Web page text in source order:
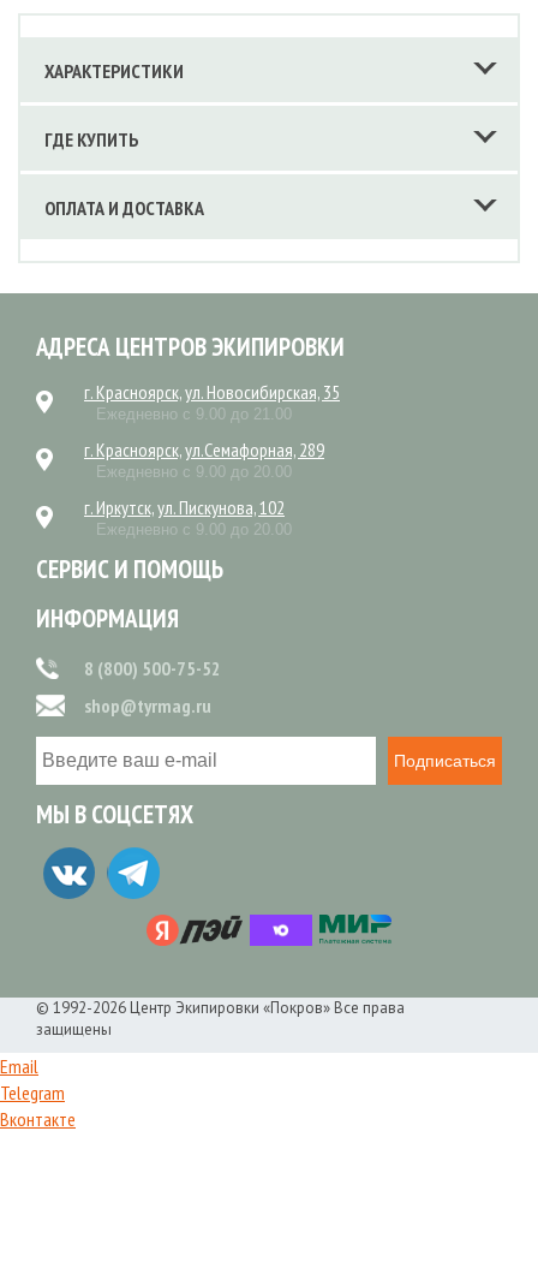
ХАРАКТЕРИСТИКИ
ГДЕ КУПИТЬ
ОПЛАТА И ДОСТАВКА
АДРЕСА ЦЕНТРОВ ЭКИПИРОВКИ
г. Красноярск, ул. Новосибирская, 35
Ежедневно с 9.00 до 21.00
г. Красноярск, ул.Семафорная, 289
Ежедневно с 9.00 до 20.00
г. Иркутск, ул. Пискунова, 102
Ежедневно с 9.00 до 20.00
СЕРВИС И ПОМОЩЬ
ИНФОРМАЦИЯ
8 (800) 500-75-52
shop@tyrmag.ru
Подписаться
МЫ В СОЦСЕТЯХ
© 1992-2026 Центр Экипировки «Покров» Все права
защищены
Email
Telegram
Вконтакте